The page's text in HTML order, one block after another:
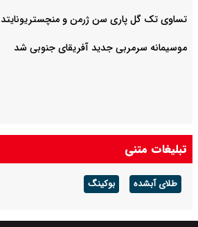
تساوی تک گل پاری سن ژرمن و منچستریونایتد
موسیمانه سرمربی جدید آفریقای جنوبی شد
تبلیغات متنی
طلای آبشده بوکینگ